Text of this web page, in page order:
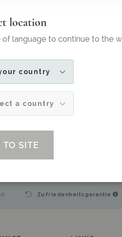
Dr. Jetske Ultee
verwenden wollen? Und was wirkt
ist, anderen zu schönerer Haut zu
Ratschlägen und effektiven
Hier können Sie mehr über meine
Zufriedenheitsgarantie
location
of language to continue to the
country
a country
TO SITE